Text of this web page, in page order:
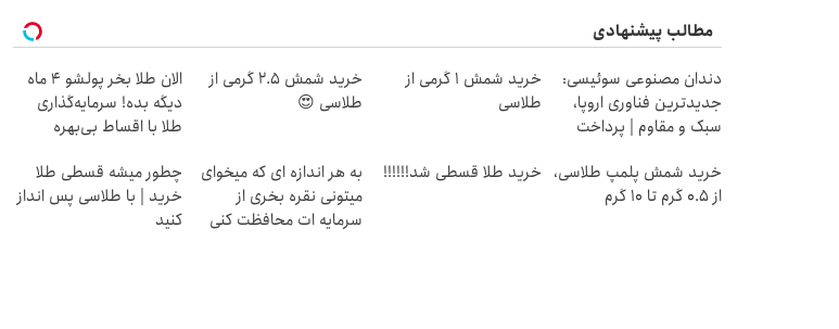
مطالب پیشنهادی
دندان مصنوعی سوئیسی:
جدیدترین فناوری اروپا،
سبک و مقاوم | پرداخت
خرید شمش 1 گرمی از
طلاسی
خرید شمش 2.5 گرمی از
طلاسی 😍
الان طلا بخر پولشو 4 ماه
دیگه بده! سرمایه‌گذاری
طلا با اقساط بی‌بهره
خرید شمش پلمپ طلاسی،
از ۰.۵ گرم تا ۱۰ گرم
خرید طلا قسطی شد!!!!!!
به هر اندازه ای که میخوای
میتونی نقره بخری از
سرمایه ات محافظت کنی
چطور میشه قسطی طلا
خرید | با طلاسی پس انداز
کنید